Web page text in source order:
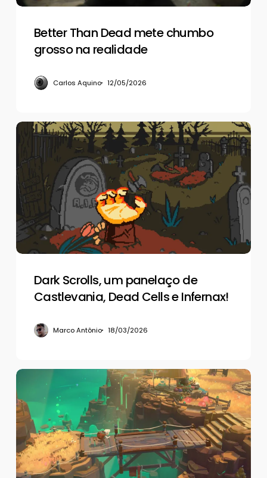
Better Than Dead mete chumbo
grosso na realidade
Carlos Aquino 12/05/2026
Dark
um
panelaço
de
Castlevania,
Dead
Cells
e
Dark Scrolls, um panelaço de
Castlevania, Dead Cells e Infernax!
Marco Antônio 18/03/2026
De
volta
aos
negócios
em
Moonlighter
2: